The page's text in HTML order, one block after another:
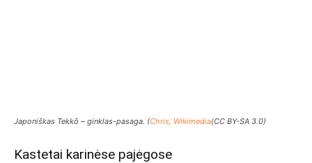
Japoniškas Tekkō – ginklas-pasaga. (Chris, Wikimedia(CC BY-SA 3.0)
Kastetai karinėse pajėgose